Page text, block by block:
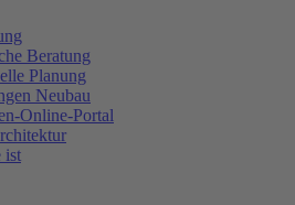
Beratung
Planung
Neubau
Online-Portal
ist